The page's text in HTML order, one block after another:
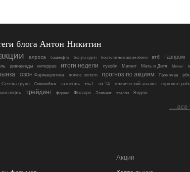
блога Антон Никитин
алроса башнефть белуга групп беспилотные автомобили втб Газпром
дивиденды интеррао итоги недели лукойл Магнит Мать и Дитя Мечел
ОЗОН Фармацевтика полюс золото прогноз по акциям Промомед
рбк
Сегежа групп Совкомбанк татнефть тгк-1 тгк-14 технический анализ торговые
трейдинг форекс Фосагро Элемент эталон Яндекс
....все
Акции